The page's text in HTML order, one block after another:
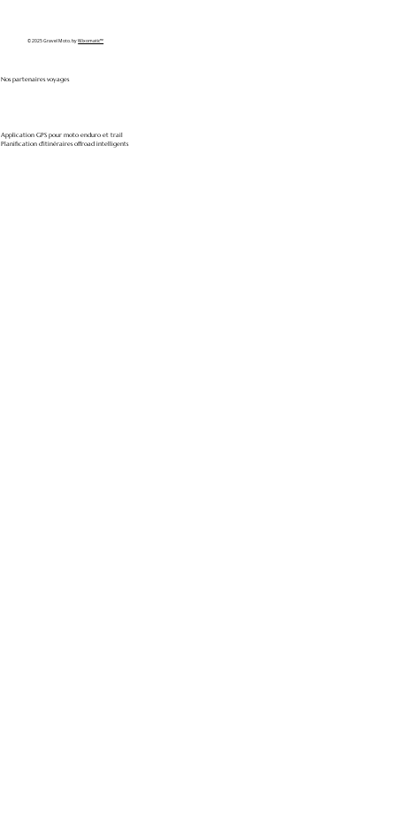
Nos partenaires voyages
Application GPS pour moto enduro et trail
Planification d'itinéraires offroad intelligents
© 2025 Gravel Moto. byWixomatic™